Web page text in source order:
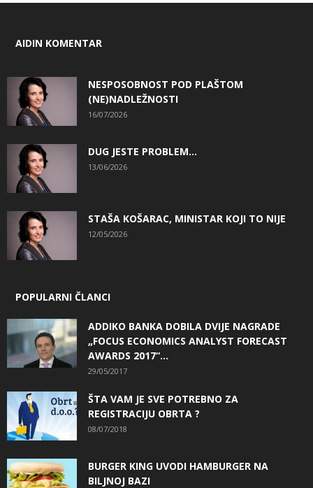
AIDIN KOMENTAR
NESPOSOBNOST POD PLAŠTOM
(NE)NADLEŽNOSTI
16/07/2026
DUG JESTE PROBLEM…
13/06/2026
STAŠA KOŠARAC, MINISTAR KOJI TO NIJE
12/05/2026
POPULARNI ČLANCI
ADDIKO BANKA DOBILA DVIJE NAGRADE
„FOCUS ECONOMICS ANALYST FORECAST
AWARDS 2017“...
29/05/2017
ŠTA VAM JE SVE POTREBNO ZA
REGISTRACIJU OBRTA ?
08/07/2018
BURGER KING UVODI HAMBURGER NA
BILJNOJ BAZI